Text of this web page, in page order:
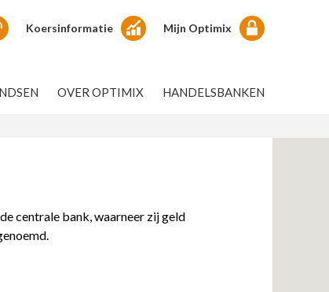
OVER OPTIMIX HANDELSBANKEN
Koersinformatie Mijn Optimix
centrale bank, waarneer zij geld